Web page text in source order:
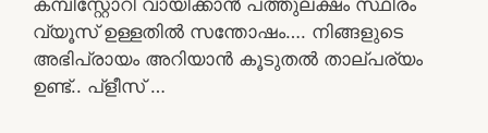
വ്യൂസ് ഉള്ളതിൽ സന്തോഷം…. നിങ്ങളുടെ
അഭിപ്രായം അറിയാൻ കൂടുതൽ താല്പര്യം
ഉണ്ട്.. പ്ളീസ് …